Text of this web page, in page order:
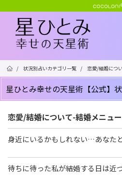
/ 状況別占いカテゴリ一覧 / 恋愛/結婚につ
星ひとみ幸せの天星術【公式】
恋愛/結婚について-結婚メニュ
身近にいるかもしれない…あなた
待ちに待った私が結婚する日は近